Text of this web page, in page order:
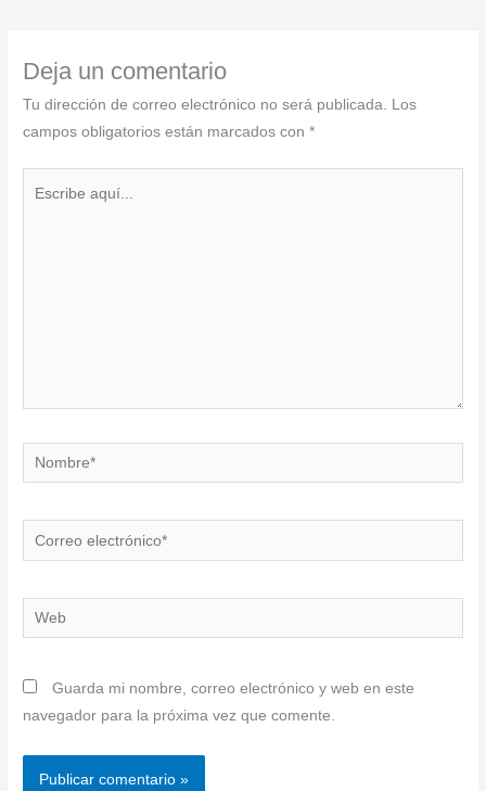
Deja un comentario
Tu dirección de correo electrónico no será publicada. Los
campos obligatorios están marcados con*
Nombre*
Correo
electrónico*
Web
Guarda mi nombre, correo electrónico y web en este
navegador para la próxima vez que comente.